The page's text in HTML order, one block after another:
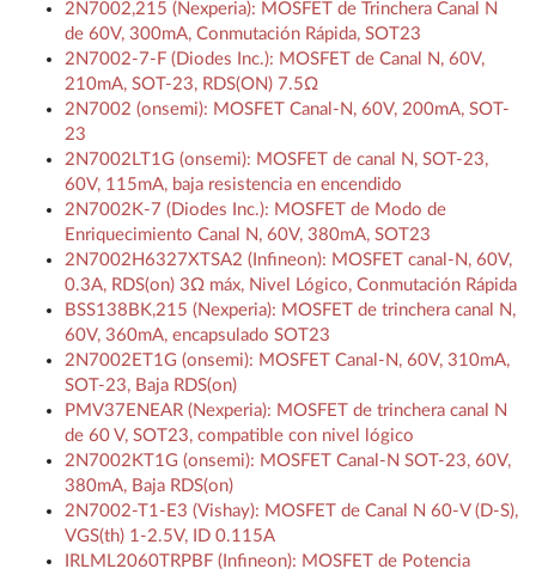
2N7002,215 (Nexperia): MOSFET de Trinchera Canal N
de 60V, 300mA, Conmutación Rápida, SOT23
2N7002-7-F (Diodes Inc.): MOSFET de Canal N, 60V,
210mA, SOT-23, RDS(ON) 7.5Ω
2N7002 (onsemi): MOSFET Canal-N, 60V, 200mA, SOT-
23
2N7002LT1G (onsemi): MOSFET de canal N, SOT-23,
60V, 115mA, baja resistencia en encendido
2N7002K-7 (Diodes Inc.): MOSFET de Modo de
Enriquecimiento Canal N, 60V, 380mA, SOT23
2N7002H6327XTSA2 (Infineon): MOSFET canal-N, 60V,
0.3A, RDS(on) 3Ω máx, Nivel Lógico, Conmutación Rápida
BSS138BK,215 (Nexperia): MOSFET de trinchera canal N,
60V, 360mA, encapsulado SOT23
2N7002ET1G (onsemi): MOSFET Canal-N, 60V, 310mA,
SOT-23, Baja RDS(on)
PMV37ENEAR (Nexperia): MOSFET de trinchera canal N
de 60 V, SOT23, compatible con nivel lógico
2N7002KT1G (onsemi): MOSFET Canal-N SOT-23, 60V,
380mA, Baja RDS(on)
2N7002-T1-E3 (Vishay): MOSFET de Canal N 60-V (D-S),
VGS(th) 1-2.5V, ID 0.115A
IRLML2060TRPBF (Infineon): MOSFET de Potencia